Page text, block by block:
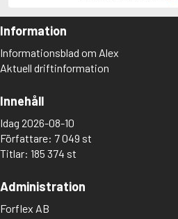
Information
Informationsblad om Alex
Aktuell driftinformation
Innehåll
Idag 2026-08-10
Författare: 7 049 st
Titlar: 185 374 st
Administration
Forflex AB